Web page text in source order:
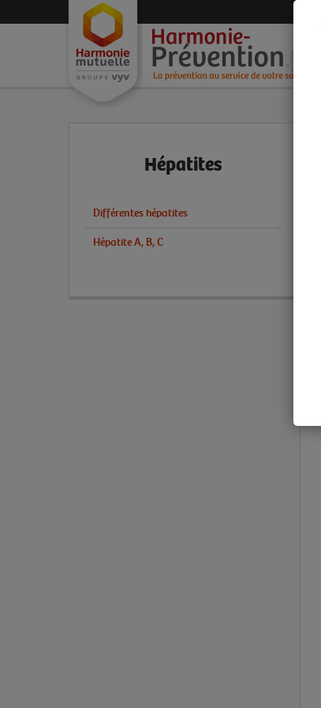
Hépatites
Différentes hépatites
Hépatite A, B, C